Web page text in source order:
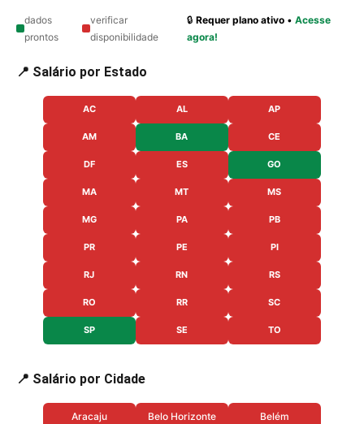
dados
prontos
verificar
disponibilidade
🔒Requer plano ativo •Acesse
agora!
📍 Salário por Estado
AC AL AP
AM BA CE
DF ES GO
MA MT MS
MG PA PB
PR PE PI
RJ RN RS
RO RR SC
SP SE TO
📍 Salário por Cidade
Aracaju Belo Horizonte Belém